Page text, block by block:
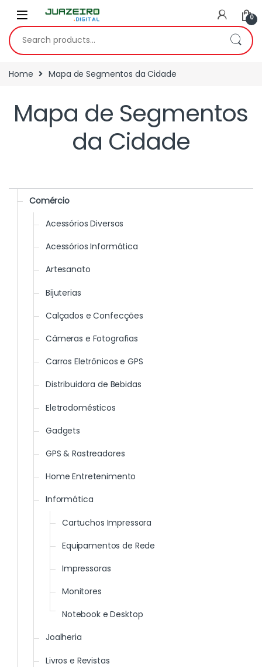
0
Home Mapa de Segmentos da Cidade
Mapa de Segmentos
da Cidade
Comércio
Acessórios Diversos
Acessórios Informática
Artesanato
Bijuterias
Calçados e Confecções
Câmeras e Fotografias
Carros Eletrônicos e GPS
Distribuidora de Bebidas
Eletrodomésticos
Gadgets
GPS & Rastreadores
Home Entretenimento
Informática
Cartuchos Impressora
Equipamentos de Rede
Impressoras
Monitores
Notebook e Desktop
Joalheria
Livros e Revistas